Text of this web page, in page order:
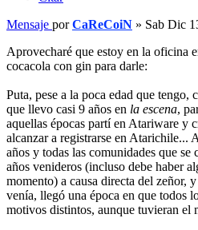
Mensaje porCaReCoiN » Sab Dic
Aprovecharé que estoy en la oficina
cocacola con gin para darle:
Puta, pese a la poca edad que tengo,
que llevo casi 9 años en la escena,
aquellas épocas partí en Atariware y
alcanzar a registrarse en Atarichile...
años y todas las comunidades que se
años venideros (incluso debe haber
momento) a causa directa del zeñor,
venía, llegó una época en que todos
motivos distintos, aunque tuvieran el